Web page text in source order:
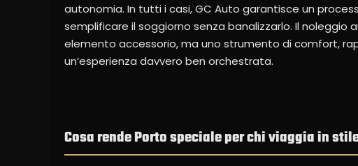
autonomia. In tutti i casi, GC Auto garantisce un
semplificare il soggiorno senza banalizzarlo. Il
elemento accessorio, ma uno strumento di comfort,
un’esperienza davvero ben orchestrata.
Cosa rende Porto speciale per chi viaggia in